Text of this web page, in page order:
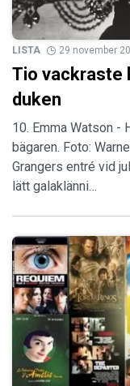
LISTA 29 november
Tio vackraste
duken
10. Emma Watson -
bägaren. Foto:
Grangers entré vid
lätt galaklänni…